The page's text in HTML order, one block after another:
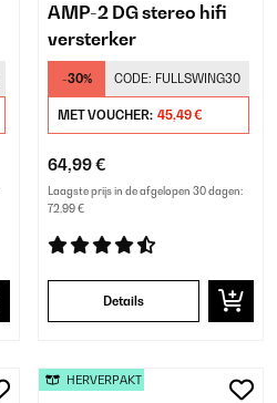
AMP-2 DG stereo hifi
versterker
-30% CODE: FULLSWING30
MET VOUCHER: 45,49 €
64,99 €
Laagste prijs in de afgelopen 30 dagen:
72,99 €
Details
HERVERPAKT